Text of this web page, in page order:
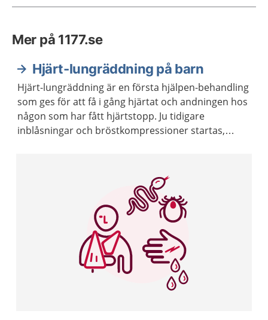
Mer på 1177.se
Hjärt-lungräddning på barn
Hjärt-lungräddning är en första hjälpen-behandling
som ges för att få i gång hjärtat och andningen hos
någon som har fått hjärtstopp. Ju tidigare
inblåsningar och bröstkompressioner startas,